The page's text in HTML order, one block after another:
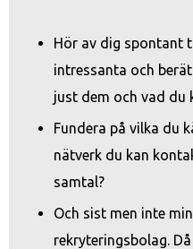
Hör av dig spontant
intressanta och
just dem och vad du
Fundera på vilka du
nätverk du kan
samtal?
Och sist men inte
rekryteringsbolag.